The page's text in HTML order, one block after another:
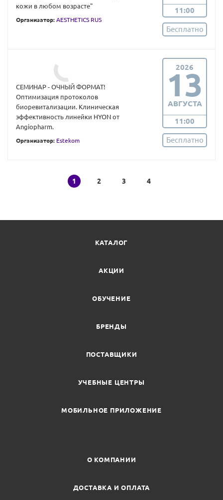
кожи в любом возрасте"
Организатор: AESTHETICS RUS
11:00
Бесплатно
СЕМИНАР - ОЧНЫЙ ФОРМАТ!
Оптимизация протоколов
биоревитализации. Клиническая
эффективность линейки HYON от
Angiopharm.
Организатор: Estekom
2026
13
АВГУСТА
11:00
Бесплатно
1 2 3 4
КАТАЛОГ
АКЦИИ
ОБУЧЕНИЕ
БРЕНДЫ
ПОСТАВЩИКИ
УЧЕБНЫЕ ЦЕНТРЫ
МОБИЛЬНОЕ ПРИЛОЖЕНИЕ
О КОМПАНИИ
ДОСТАВКА И ОПЛАТА